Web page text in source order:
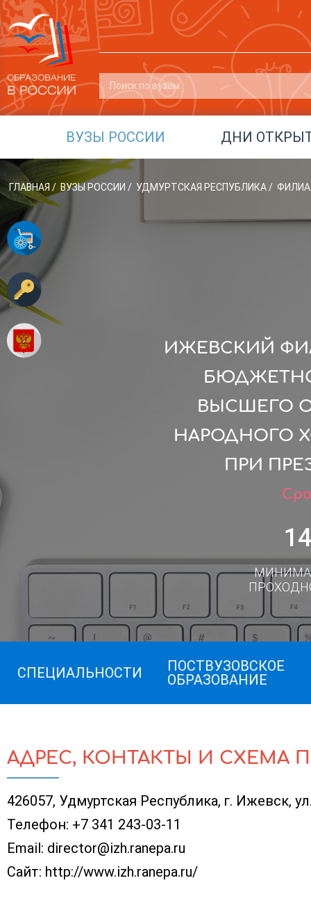
ВУЗЫ РОССИИ ДНИ
ГЛАВНАЯ / ВУЗЫ РОССИИ / УДМУРТСКАЯ РЕСПУБЛИКА/
ИЖЕВСКИЙ
ВЫСШЕГО
НАРОДНОГО
ПРИ
СПЕЦИАЛЬНОСТИ
ПОСТВУЗОВСКОЕ
ОБРАЗОВАНИЕ
АДРЕС, КОНТАКТЫ И СХЕМА
426057, Удмуртская Республика, г. Ижевск,
Телефон: +7 341 243-03-11
Email: director@izh.ranepa.ru
Сайт: http://www.izh.ranepa.ru/